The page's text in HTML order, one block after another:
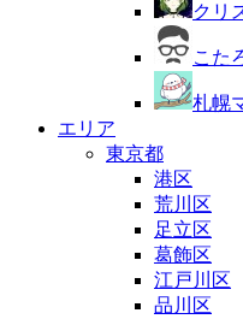
クリ
こた
札幌
エリア
東京都
港区
荒川区
足立区
葛飾区
江戸川区
品川区